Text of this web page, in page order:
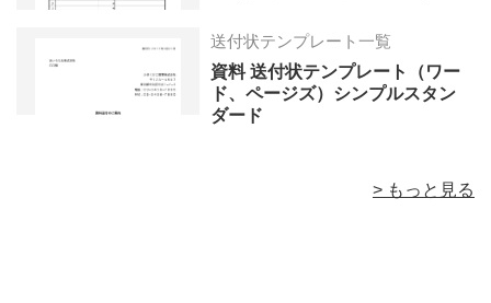
送付状テンプレート一覧
資料 送付状テンプレート（ワー
ド、ページズ）シンプルスタン
ダード
> もっと見る